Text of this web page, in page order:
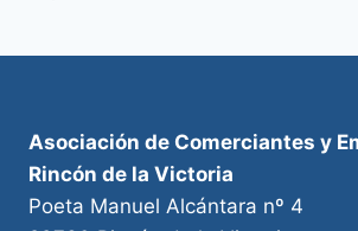
Asociación de Comerciantes y
Rincón de la Victoria
Poeta Manuel Alcántara nº 4